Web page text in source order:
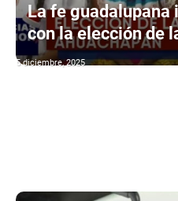
La fe guadalupana
con la elección de
5 diciembre, 2025